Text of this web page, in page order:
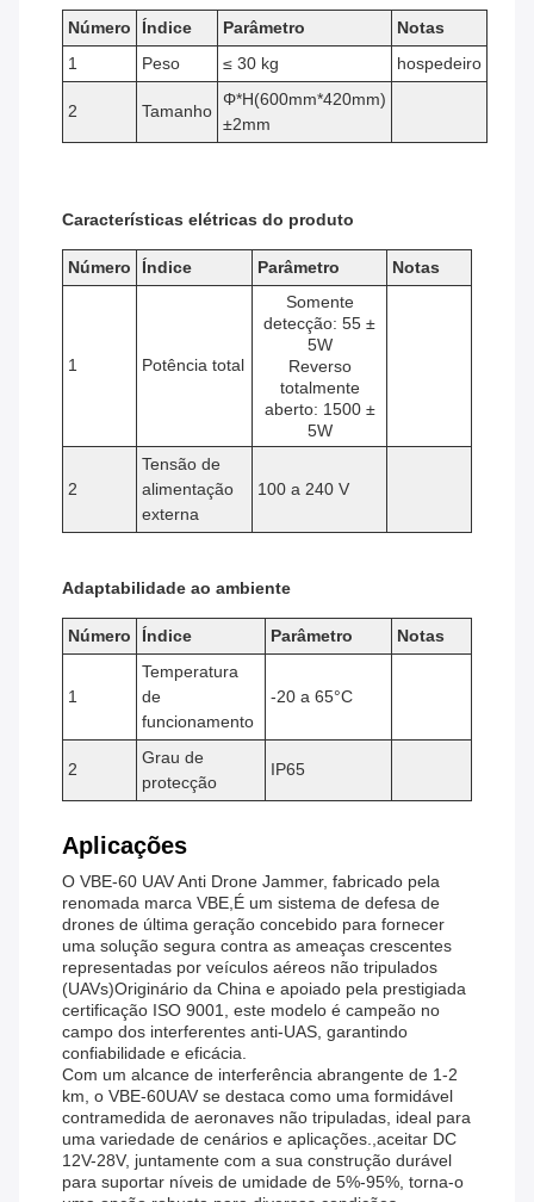
Número Índice Parâmetro
Notas
1
Peso ≤ 30 kg hospedeiro
2 Tamanho
Φ*H(600mm*420mm)
±2mm
Características elétricas do produto
Número Índice Parâmetro Notas
1 Potência total
Somente
detecção: 55 ±
5W
Reverso
totalmente
aberto: 1500 ±
5W
2
Tensão de
alimentação
externa
100 a 240 V
Adaptabilidade ao ambiente
Número Índice Parâmetro Notas
1
Temperatura
de
funcionamento
-20 a 65°C
2
Grau de
protecção
IP65
Aplicações
O VBE-60 UAV Anti Drone Jammer, fabricado pela
renomada marca VBE,É um sistema de defesa de
drones de última geração concebido para fornecer
uma solução segura contra as ameaças crescentes
representadas por veículos aéreos não tripulados
(UAVs)Originário da China e apoiado pela prestigiada
certificação ISO 9001, este modelo é campeão no
campo dos interferentes anti-UAS, garantindo
confiabilidade e eficácia.
Com um alcance de interferência abrangente de 1-2
km, o VBE-60UAV se destaca como uma formidável
contramedida de aeronaves não tripuladas, ideal para
uma variedade de cenários e aplicações.,aceitar DC
12V-28V, juntamente com a sua construção durável
para suportar níveis de umidade de 5%-95%, torna-o